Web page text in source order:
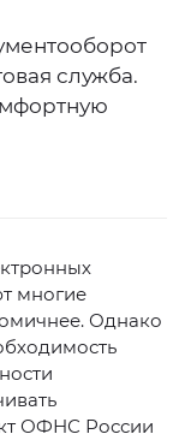
служба.
многие
Однако
ОФНС России